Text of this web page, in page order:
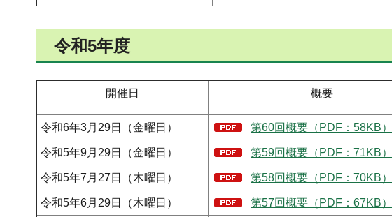
令和5年度
開催日 概要
令和6年3月29日（金曜日） 第60回概要（PDF：58KB）
令和5年9月29日（金曜日） 第59回概要（PDF：71KB）
令和5年7月27日（木曜日） 第58回概要（PDF：70KB）
令和5年6月29日（木曜日） 第57回概要（PDF：67KB）